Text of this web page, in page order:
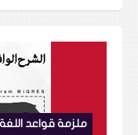
ملزمة قواعد اللغة